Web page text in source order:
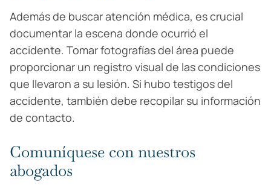
Además de buscar atención médica, es crucial
documentar la escena donde ocurrió el
accidente. Tomar fotografías del área puede
proporcionar un registro visual de las condiciones
que llevaron a su lesión. Si hubo testigos del
accidente, también debe recopilar su información
de contacto.
Comuníquese con nuestros
abogados